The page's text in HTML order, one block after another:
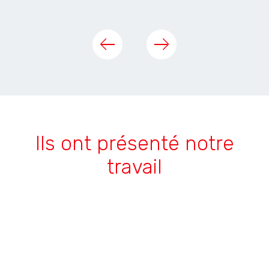
Ils ont présenté notre
travail